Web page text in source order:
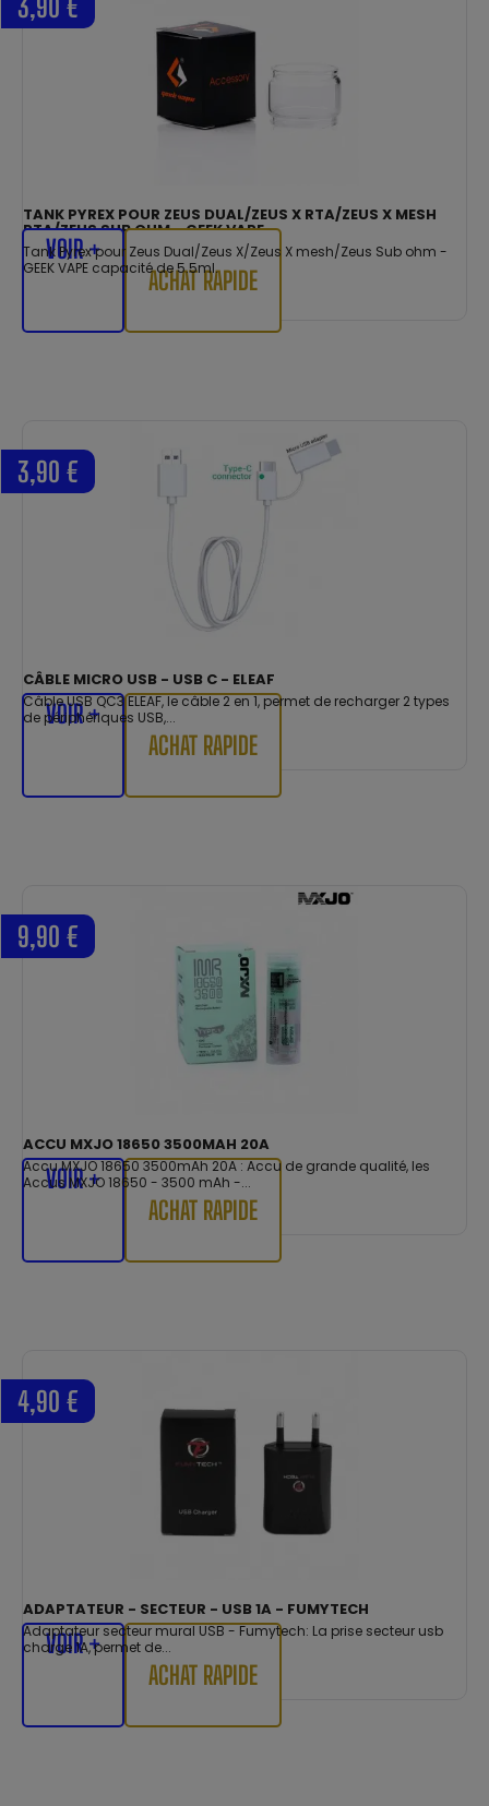
TANK PYREX POUR ZEUS DUAL/ZEUS X RTA/ZEUS X MESH
RTA/ZEUS SUB OHM - GEEK VAPE
Tank Pyrex pour Zeus Dual/Zeus X/Zeus X mesh/Zeus Sub ohm -
GEEK VAPE capacité de 5.5ml.
3,90 €
VOIR +
ACHAT RAPIDE
CÂBLE MICRO USB - USB C - ELEAF
Câble USB QC3 ELEAF, le câble 2 en 1, permet de recharger 2 types
de périphériques USB,...
3,90 €
VOIR +
ACHAT RAPIDE
ACCU MXJO 18650 3500MAH 20A
Accu MXJO 18650 3500mAh 20A : Accu de grande qualité, les
Accus MXJO 18650 - 3500 mAh -...
9,90 €
VOIR +
ACHAT RAPIDE
ADAPTATEUR - SECTEUR - USB 1A - FUMYTECH
Adaptateur secteur mural USB - Fumytech: La prise secteur usb
charge 1A, permet de...
4,90 €
VOIR +
ACHAT RAPIDE